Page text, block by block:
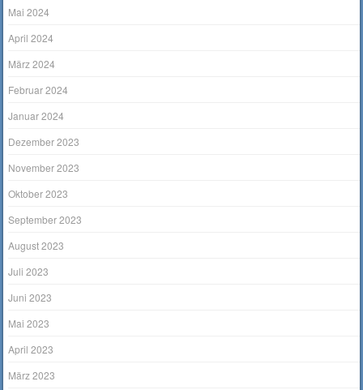
Mai 2024
April 2024
März 2024
Februar 2024
Januar 2024
Dezember 2023
November 2023
Oktober 2023
September 2023
August 2023
Juli 2023
Juni 2023
Mai 2023
April 2023
März 2023